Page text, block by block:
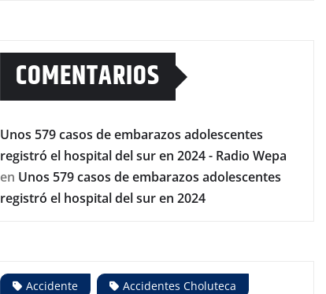
COMENTARIOS
Unos 579 casos de embarazos adolescentes
registró el hospital del sur en 2024 - Radio Wepa
en Unos 579 casos de embarazos adolescentes
registró el hospital del sur en 2024
Accidente
Accidentes Choluteca